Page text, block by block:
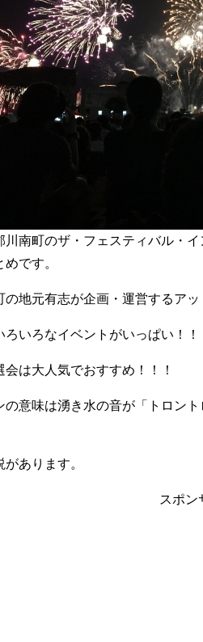
川南町のザ・フェスティバル・
です。
の地元有志が企画・運営するアッ
ろいろなイベントがいっぱい！！
会は大人気でおすすめ！！！
の意味は湧き水の音が「トロン
あります。
スポン